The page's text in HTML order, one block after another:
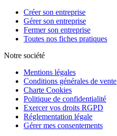
Créer son entreprise
Gérer son entreprise
Fermer son entreprise
Toutes nos fiches pratiques
Notre société
Mentions légales
Conditions générales de vente
Charte Cookies
Politique de confidentialité
Exercer vos droits RGPD
Réglementation légale
Gérer mes consentements